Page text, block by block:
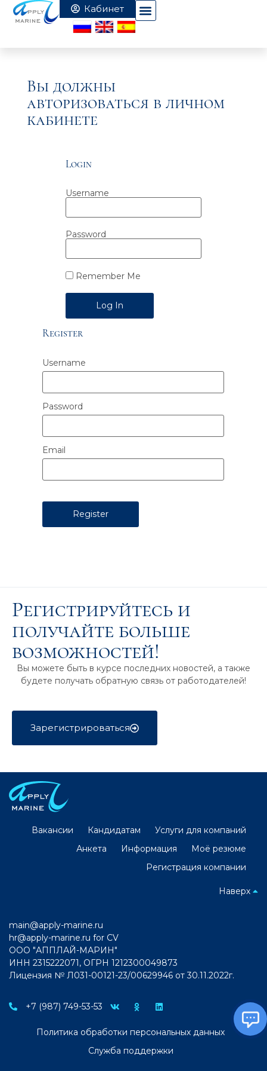
Вы должны
авторизоваться в личном
кабинете
Login
Username
Password
Remember Me
Alternative:
Register
Username
Password
Email
Регистрируйтесь и
получайте больше
возможностей!
Вы можете быть в курсе последних новостей, а также
будете получать обратную связь от работодателей!
Зарегистрироваться
Вакансии Кандидатам
Услуги для компаний
Анкета
Информация
Моё резюме
Регистрация компании
Наверх
main@apply-marine.ru
hr@apply-marine.ru for CV
ООО "АППЛАЙ-МАРИН"
ИНН 2315222071, ОГРН 1212300049873
Лицензия № Л031-00121-23/00629946 от 30.11.2022г.
+7 (987) 749-53-53
Политика обработки персональных данных
Служба поддержки